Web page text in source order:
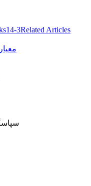
14-3Related Articles
۶-۱۰